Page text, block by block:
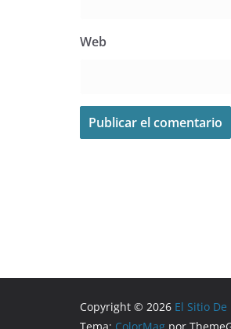
Web
Copyright © 2026 El Sitio